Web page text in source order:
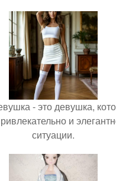
- это девушка,
и
ситуации.